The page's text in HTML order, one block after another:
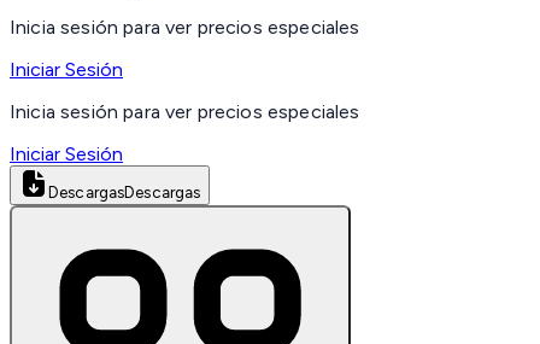
Inicia sesión para ver precios especiales
Iniciar Sesión
Inicia sesión para ver precios especiales
Iniciar Sesión
DescargasDescargas